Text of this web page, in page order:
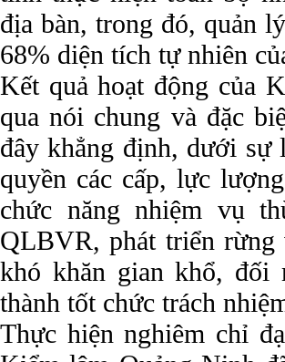
địa bàn, trong đó, quản
68% diện tích tự nhiên
Kết quả hoạt động của
qua nói chung và đặc
đây khẳng định, dưới sự
quyền các cấp, lực
chức năng nhiệm vụ
QLBVR, phát triển rừng
khó khăn gian khổ, đối
thành tốt chức trách
Thực hiện nghiêm chỉ